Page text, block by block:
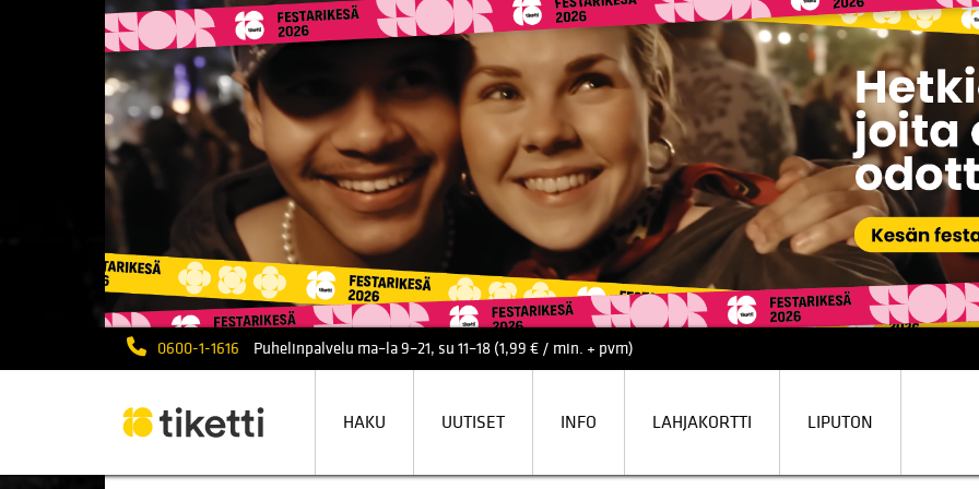
0600-1-1616 Puhelinpalvelu ma–la 9–21, su 11–18 (1,99 € / min. + pvm)
HAKU UUTISET INFO LAHJAKORTTI LIPUTON